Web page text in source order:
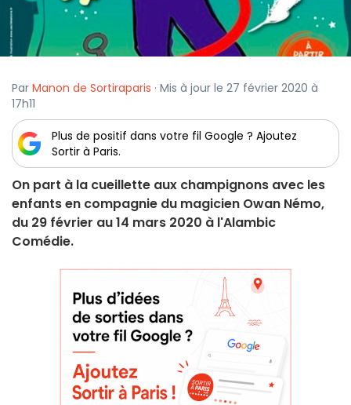
Par Manon de Sortiraparis · Mis à jour le 27 février 2020 à
17h11
Plus de positif dans votre fil Google ? Ajoutez
Sortir à Paris.
On part à la cueillette aux champignons avec les
enfants en compagnie du magicien Owan Némo,
du 29 février au 14 mars 2020 à l'Alambic
Comédie.